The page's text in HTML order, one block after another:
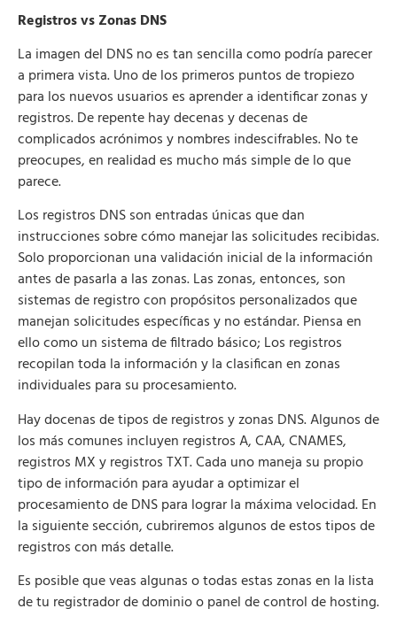
Registros vs Zonas DNS
La imagen del DNS no es tan sencilla como podría parecer
a primera vista. Uno de los primeros puntos de tropiezo
para los nuevos usuarios es aprender a identificar zonas y
registros. De repente hay decenas y decenas de
complicados acrónimos y nombres indescifrables. No te
preocupes, en realidad es mucho más simple de lo que
parece.
Los registros DNS son entradas únicas que dan
instrucciones sobre cómo manejar las solicitudes recibidas.
Solo proporcionan una validación inicial de la información
antes de pasarla a las zonas. Las zonas, entonces, son
sistemas de registro con propósitos personalizados que
manejan solicitudes específicas y no estándar. Piensa en
ello como un sistema de filtrado básico; Los registros
recopilan toda la información y la clasifican en zonas
individuales para su procesamiento.
Hay docenas de tipos de registros y zonas DNS. Algunos de
los más comunes incluyen registros A, CAA, CNAMES,
registros MX y registros TXT. Cada uno maneja su propio
tipo de información para ayudar a optimizar el
procesamiento de DNS para lograr la máxima velocidad. En
la siguiente sección, cubriremos algunos de estos tipos de
registros con más detalle.
Es posible que veas algunas o todas estas zonas en la lista
de tu registrador de dominio o panel de control de hosting.